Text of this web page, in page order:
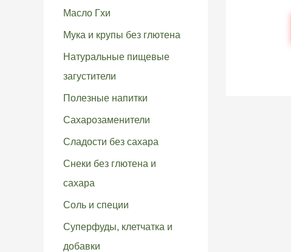
Масло Гхи
Мука и крупы без глютена
Натуральные пищевые
загустители
Полезные напитки
Сахарозаменители
Сладости без сахара
Снеки без глютена и
сахара
Соль и специи
Суперфуды, клетчатка и
добавки